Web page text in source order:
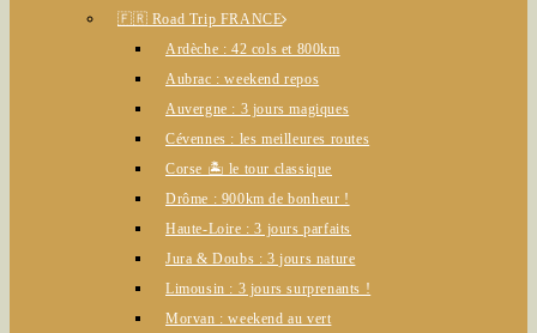
🇫🇷 Road Trip FRANCE
Ardèche : 42 cols et 800km
Aubrac : weekend repos
Auvergne : 3 jours magiques
Cévennes : les meilleures routes
Corse 🏝️ le tour classique
Drôme : 900km de bonheur !
Haute-Loire : 3 jours parfaits
Jura & Doubs : 3 jours nature
Limousin : 3 jours surprenants !
Morvan : weekend au vert